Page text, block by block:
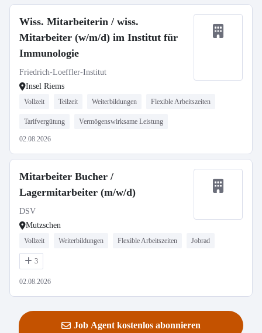
Wiss. Mitarbeiterin / wiss.
Mitarbeiter (w/m/d) im Institut für
Immunologie
Friedrich-Loeffler-Institut
Insel Riems
Vollzeit Teilzeit Weiterbildungen Flexible Arbeitszeiten
Tarifvergütung Vermögenswirksame Leistung
02.08.2026
Mitarbeiter Bucher /
Lagermitarbeiter (m/w/d)
DSV
Mutzschen
Vollzeit Weiterbildungen Flexible Arbeitszeiten Jobrad
3
02.08.2026
Job Agent kostenlos abonnieren